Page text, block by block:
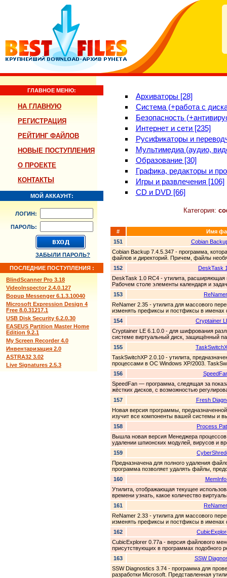
ГЛАВНОЕ МЕНЮ:
НА ГЛАВНУЮ
РЕГИСТРАЦИЯ
РЕЙТИНГ ФАЙЛОВ
НОВЫЕ ПОСТУПЛЕНИЯ
О ПРОЕКТЕ
КОНТАКТЫ
МОЙ АККАУНТ:
ЛОГИН:
ПАРОЛЬ:
ЗАБЫЛИ ПАРОЛЬ?
ПОСЛЕДНИЕ ПОСТУПЛЕНИЯ :
BlindScanner Pro 3.18
VideoInspector 2.4.0.127
Bopup Messenger 6.1.3.10040
Microsoft Expression Design 4
Free 8.0.31217.1
USB Disk Security 6.2.0.30
EASEUS Partition Master Home
Edition 9.2.1
My Screen Recorder 4.0
Инвентаризация 2.0
ASTRA32 3.02
Live Signatures 2.5.3
Архиваторы [28]
Система (+работа с
Безопасность
Интернет и сети [235]
Русификаторы и
Мультимедиа (аудио,
Образование [30]
Графика, редакторы и
Игры и развлечения [106]
CD и DVD [66]
Категория:
#
Имя
151
Cobian
Cobian Backup 7.4.5.347 - программа,
файлов и директорий. Причем, файлы
152
DeskTask
DeskTask 1.0 RC4 - утилита, расширяющая
Рабочем столе элементы календаря и
153
ReNamer 2.35 - утилита для массового
изменять префиксы и постфиксы в именах
154
Cryptainer
Cryptainer LE 6.1.0.0 - для шифрования
системе виртуальный диск, защищённый
155
TaskSwitchXP 2.0.10 - утилита,
процессами в ОС Windows XP/2003.
156
SpeedFan — программа, следящая за
жёстких дисков, с возможностью
157
Fresh
Новая версия программы,
изучит все компоненты вашей системы и
158
Process
Вышла новая версия Менеджера
удалении шпионских модулей, вирусов и
159
Предназначена для полного удаления
программа позволяет удалять файлы,
160
Утилита, отображающая текущее
времени узнать, какое количество
161
ReNamer 2.33 - утилита для массового
изменять префиксы и постфиксы в именах
162
CubicExplorer 0.77a - версия файлового
присутствующих в программах подобного
163
SSW
SSW Diagnostics 3.74 - программа для
разработки Microsoft. Представленная